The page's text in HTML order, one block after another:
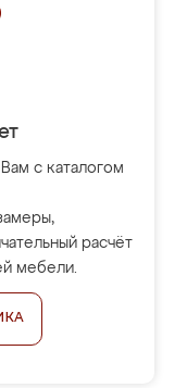
с каталогом
расчёт
мебели.